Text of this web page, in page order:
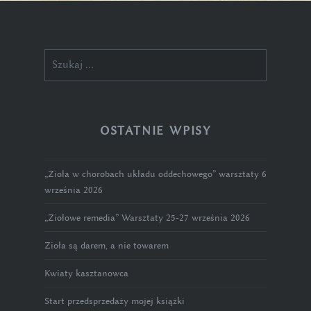
OSTATNIE WPISY
„Zioła w chorobach układu oddechowego” warsztaty 6
września 2026
„Ziołowe remedia” Warsztaty 25-27 września 2026
Zioła są darem, a nie towarem
Kwiaty kasztanowca
Start przedsprzedaży mojej książki